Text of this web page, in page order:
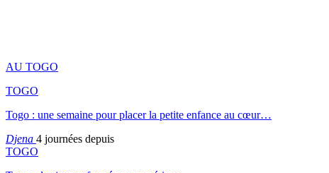
AU TOGO
TOGO
Togo : une semaine pour placer la petite enfance au cœur…
Djena 4 journées depuis
TOGO